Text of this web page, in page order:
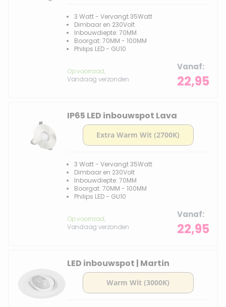
3 Watt - Vervangt 35Watt
Dimbaar en 230Volt
Inbouwdiepte: 70MM
Boorgat: 70MM - 100MM
Philips LED - GU10
Op voorraad,
Vandaag verzonden
Vanaf
22,95
IP65 LED inbouwspot Lava
3 Watt - Vervangt 35Watt
Dimbaar en 230Volt
Inbouwdiepte: 70MM
Boorgat: 70MM - 100MM
Philips LED - GU10
Op voorraad,
Vandaag verzonden
Vanaf
22,95
LED inbouwspot | Martin